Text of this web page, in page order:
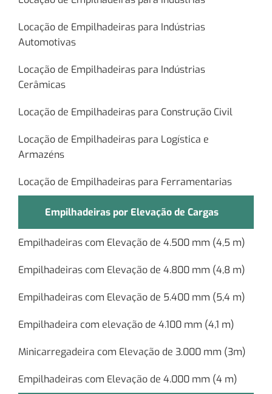
Locação de Empilhadeiras para Indústrias
Automotivas
Locação de Empilhadeiras para Indústrias
Cerâmicas
Locação de Empilhadeiras para Construção Civil
Locação de Empilhadeiras para Logística e
Armazéns
Locação de Empilhadeiras para Ferramentarias
Empilhadeiras por Elevação de Cargas
Empilhadeiras com Elevação de 4.500 mm (4,5 m)
Empilhadeiras com Elevação de 4.800 mm (4,8 m)
Empilhadeiras com Elevação de 5.400 mm (5,4 m)
Empilhadeira com elevação de 4.100 mm (4,1 m)
Minicarregadeira com Elevação de 3.000 mm (3m)
Empilhadeiras com Elevação de 4.000 mm (4 m)